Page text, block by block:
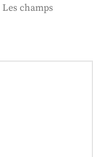
Les champs